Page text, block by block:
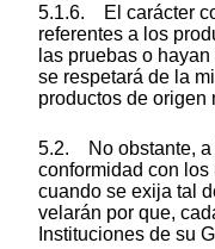
5.1.6. El carácter
referentes a los
las pruebas o
se respetará de la
productos de origen
5.2. No obstante, a
conformidad con
cuando se exija tal
velarán por que,
Instituciones de su